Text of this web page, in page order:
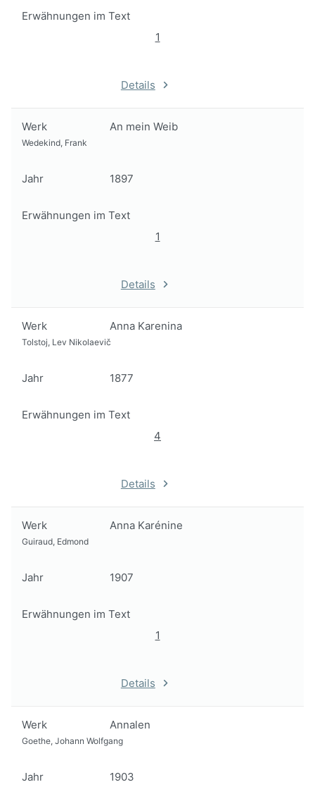
Erwähnungen im Text
1
Details
Werk An mein Weib
Wedekind, Frank
Jahr 1897
Erwähnungen im Text
1
Details
Werk Anna Karenina
Tolstoj, Lev Nikolaevič
Jahr 1877
Erwähnungen im Text
4
Details
Werk Anna Karénine
Guiraud, Edmond
Jahr 1907
Erwähnungen im Text
1
Details
Werk Annalen
Goethe, Johann Wolfgang
Jahr 1903